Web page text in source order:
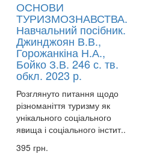
ОСНОВИ
ТУРИЗМОЗНАВСТВА.
Навчальний посібник.
Джинджоян В.В.,
Горожанкіна Н.А.,
Бойко З.В. 246 с. тв.
обкл. 2023 р.
Розглянуто питання щодо
різноманіття туризму як
унікального соціального
явища і соціального інстит..
395 грн.